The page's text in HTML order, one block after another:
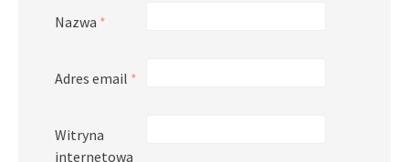
Nazwa *
Adres email *
Witryna
internetowa